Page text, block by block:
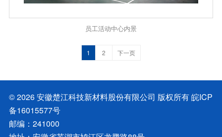
员工活动中心内景
1 2 下一页
© 2026 安徽楚江科技新材料股份有限公司 版权所有皖ICP
备16015577号
邮编：241000